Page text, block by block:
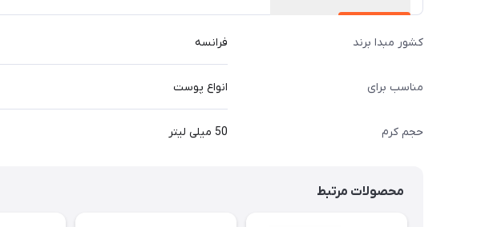
کشور مبدا برند فرانسه
مناسب برای انواع پوست
حجم کرم 50 میلی لیتر
محصولات مرتبط